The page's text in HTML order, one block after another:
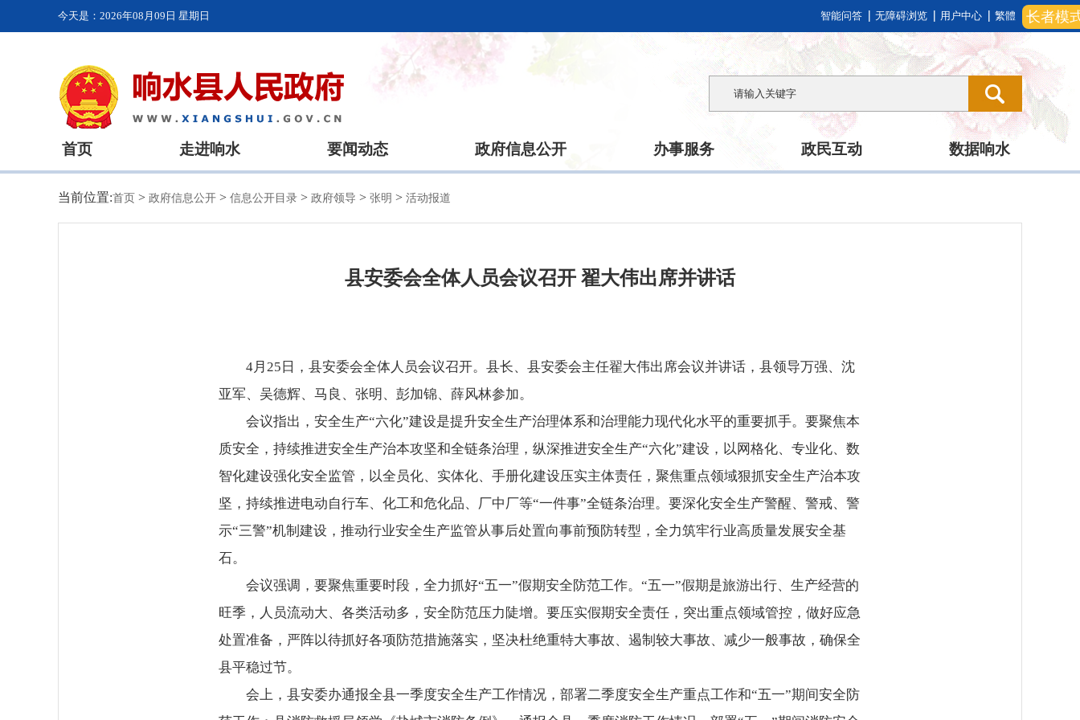
长者模
今天是： 2026年08月09日 星期日 智能问答 无障碍浏览 用户中心 繁體
首页 走进响水 要闻动态 政府信息公开 办事服务 政民互动 数据响水
当前位置:首页 > 政府信息公开 > 信息公开目录 > 政府领导 > 张明 > 活动报道
县安委会全体人员会议召开 翟大伟出席并讲话
4月25日，县安委会全体人员会议召开。县长、县安委会主任翟大伟出席会议并讲话，县领导万强、沈
亚军、吴德辉、马良、张明、彭加锦、薛风林参加。
会议指出，安全生产“六化”建设是提升安全生产治理体系和治理能力现代化水平的重要抓手。要聚焦本
质安全，持续推进安全生产治本攻坚和全链条治理，纵深推进安全生产“六化”建设，以网格化、专业化、数
智化建设强化安全监管，以全员化、实体化、手册化建设压实主体责任，聚焦重点领域狠抓安全生产治本攻
坚，持续推进电动自行车、化工和危化品、厂中厂等“一件事”全链条治理。要深化安全生产警醒、警戒、警
示“三警”机制建设，推动行业安全生产监管从事后处置向事前预防转型，全力筑牢行业高质量发展安全基
石。
会议强调，要聚焦重要时段，全力抓好“五一”假期安全防范工作。“五一”假期是旅游出行、生产经营的
旺季，人员流动大、各类活动多，安全防范压力陡增。要压实假期安全责任，突出重点领域管控，做好应急
处置准备，严阵以待抓好各项防范措施落实，坚决杜绝重特大事故、遏制较大事故、减少一般事故，确保全
县平稳过节。
会上，县安委办通报全县一季度安全生产工作情况，部署二季度安全生产重点工作和“五一”期间安全防